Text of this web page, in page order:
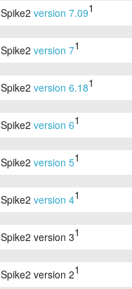
Spike2version 7.091
Spike2version 71
Spike2version 6.181
Spike2version 61
Spike2version 51
Spike2version 41
Spike2 version 31
Spike2 version 21